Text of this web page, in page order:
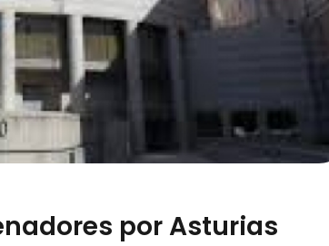
por Asturias